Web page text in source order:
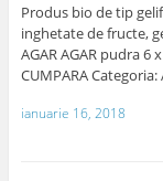
Produs bio de tip
inghetate de fructe,
AGAR AGAR pudra 6
CUMPARA Categoria:
ianuarie 16, 2018